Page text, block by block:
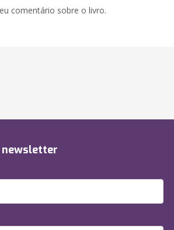
comentário sobre o livro.
newsletter